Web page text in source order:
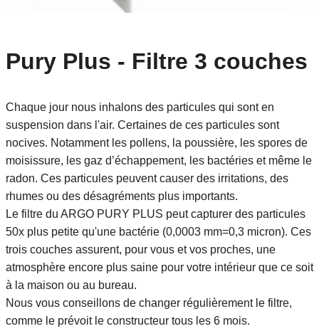
Pury Plus - Filtre 3 couches
Chaque jour nous inhalons des particules qui sont en
suspension dans l'air. Certaines de ces particules sont
nocives. Notamment les pollens, la poussière, les spores de
moisissure, les gaz d’échappement, les bactéries et même le
radon. Ces particules peuvent causer des irritations, des
rhumes ou des désagréments plus importants.
Le filtre du ARGO PURY PLUS peut capturer des particules
50x plus petite qu'une bactérie (0,0003 mm=0,3 micron). Ces
trois couches assurent, pour vous et vos proches, une
atmosphère encore plus saine pour votre intérieur que ce soit
à la maison ou au bureau.
Nous vous conseillons de changer régulièrement le filtre,
comme le prévoit le constructeur tous les 6 mois.